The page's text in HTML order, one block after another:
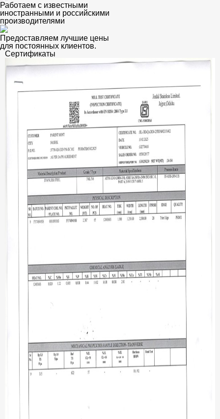
Работаем с известными
иностранными и российскими
производителями
Предоставляем лучшие цены
для постоянных клиентов.
Сертификаты